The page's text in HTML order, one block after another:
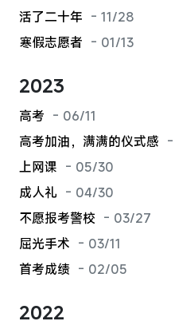
活了二十年 - 11/28
寒假志愿者 - 01/13
2023
高考 - 06/11
高考加油，满满的仪式感
上网课 - 05/30
成人礼 - 04/30
不愿报考警校 - 03/27
屈光手术 - 03/11
首考成绩 - 02/05
2022